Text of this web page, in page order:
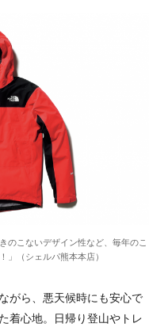
のこないデザイン性など、毎年のこ
」（シェルパ熊本本店）
がら、悪天候時にも安心で
着心地。日帰り登山やトレ